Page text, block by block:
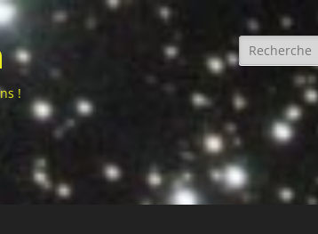
!
Rechercher :